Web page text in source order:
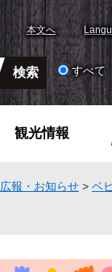
本文へ
すべて
観光情報
広報・お知らせ > ベ